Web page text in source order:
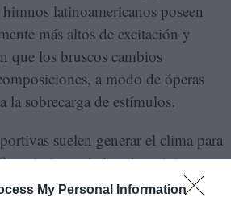
My Personal Information
latinoamericanos poseen
más altos de excitación y
que los bruscos cambios
a modo de óperas
la sobrecarga de estímulos.
suelen generar el clima para
de los chauvinismos.
aparece la urgencia por